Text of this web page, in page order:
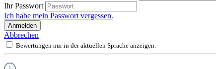
Ihr Passwort
Ich habe mein Passwort vergessen.
Anmelden
Abbrechen
Bewertungen nur in der aktuellen Sprache anzeigen.